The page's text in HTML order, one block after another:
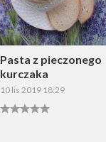
Pasta z pieczonego
kurczaka
10 lis 2019 18:29